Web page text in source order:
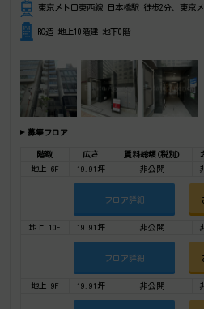
東京メトロ東西線 日本橋駅 徒歩2分、東京
RC造 地上10階建 地下0階
募集フロア
階数 広さ 賃料総額(税別)
地上 6F
19.91坪 非公開
フロア詳細
地上 10F 19.91坪 非公開
フロア詳細
地上 9F 19.91坪 非公開